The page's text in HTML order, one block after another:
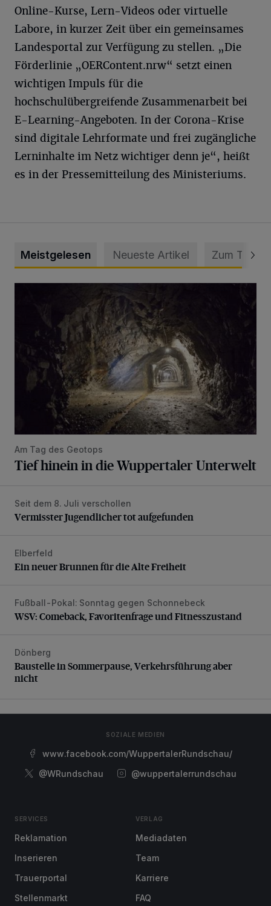
Online-Kurse, Lern-Videos oder virtuelle
Labore, in kurzer Zeit über ein gemeinsames
Landesportal zur Verfügung zu stellen. „Die
Förderlinie „OERContent.nrw“ setzt einen
wichtigen Impuls für die
hochschulübergreifende Zusammenarbeit bei
E-Learning-Angeboten. In der Corona-Krise
sind digitale Lehrformate und frei zugängliche
Lerninhalte im Netz wichtiger denn je“, heißt
es in der Pressemitteilung des Ministeriums.
Meistgelesen Neueste Artikel Zum Thema
Am Tag des Geotops
Tief hinein in die Wuppertaler Unterwelt
Vermisster Jugendlicher tot aufgefunden
Seit dem 8. Juli verschollen
Vermisster Jugendlicher tot aufgefunden
Ein neuer Brunnen für die Alte Freiheit
Elberfeld
Ein neuer Brunnen für die Alte Freiheit
WSV: Comeback, Favoritenfrage und Fitnesszustand
Fußball-Pokal: Sonntag gegen Schonnebeck
WSV: Comeback, Favoritenfrage und Fitnesszustand
Baustelle in Sommerpause, Verkehrsführung aber nicht
Dönberg
Baustelle in Sommerpause, Verkehrsführung aber
nicht
SOZIALE MEDIEN
www.facebook.com/WuppertalerRundschau/
@WRundschau
@wuppertalerrundschau
SERVICES
Reklamation
Inserieren
Trauerportal
Stellenmarkt
VERLAG
Mediadaten
Team
Karriere
FAQ